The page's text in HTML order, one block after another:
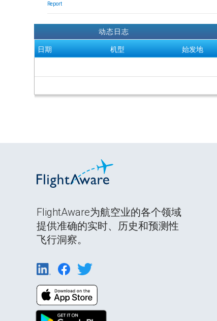
Report
动态日志
日期 机型 始发地
FlightAware为航空业的各个领域
提供准确的实时、历史和预测性
飞行洞察。